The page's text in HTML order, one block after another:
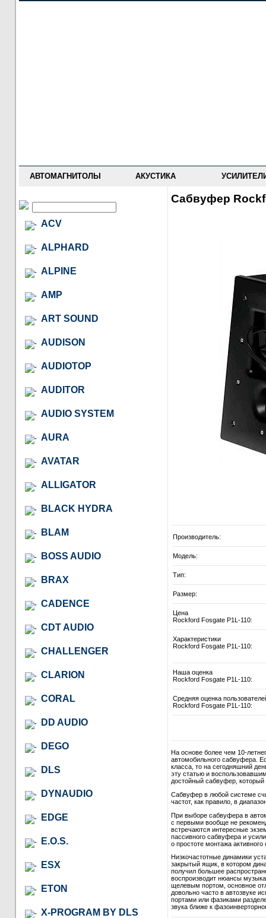
АВТОМАГНИТОЛЫ АКУСТИКА
ACV
ALPHARD
ALPINE
AMP
ART SOUND
AUDISON
AUDIOTOP
AUDITOR
AUDIO SYSTEM
AURA
AVATAR
ALLIGATOR
BLACK HYDRA
BLAM
BOSS AUDIO
BRAX
CADENCE
CDT AUDIO
CHALLENGER
CLARION
CORAL
DD AUDIO
DEGO
DLS
DYNAUDIO
EDGE
E.O.S.
ESX
ETON
X-PROGRAM BY DLS
Сабвуфер
Производитель:
Модель:
Тип:
Размер:
Цена
Rockford Fosgate P1L-110:
Характеристики
Rockford Fosgate P1L-110:
Наша оценка
Rockford Fosgate P1L-110:
Средняя оценка
Rockford Fosgate P1L-110:
На основе более чем 10-
автомобильного сабвуфера.
класса, то на сегодняшний
эту статью и
достойный сабвуфер, который
Сабвуфер в любой системе
частот, как правило, в
При выборе сабвуфера в
с первыми вообще не
встречаются интересные
пассивного сабвуфера и
о простоте монтажа
Низкочастотные динамики
закрытый ящик, в котором
получил большее
воспроизводит нюансы
щелевым портом, основное
довольно часто в автозвуке
портами или фазиками
звука ближе к